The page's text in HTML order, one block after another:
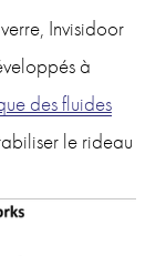
Invisidoor
à
des fluides
le rideau